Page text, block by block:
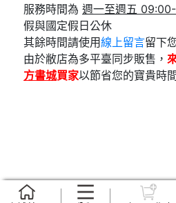
服務時間為 週一至週五
假與國定假日公休
其餘時間請使用線上留言
由於敝店為多平臺同步販售，
方書城買家以節省您的寶貴時